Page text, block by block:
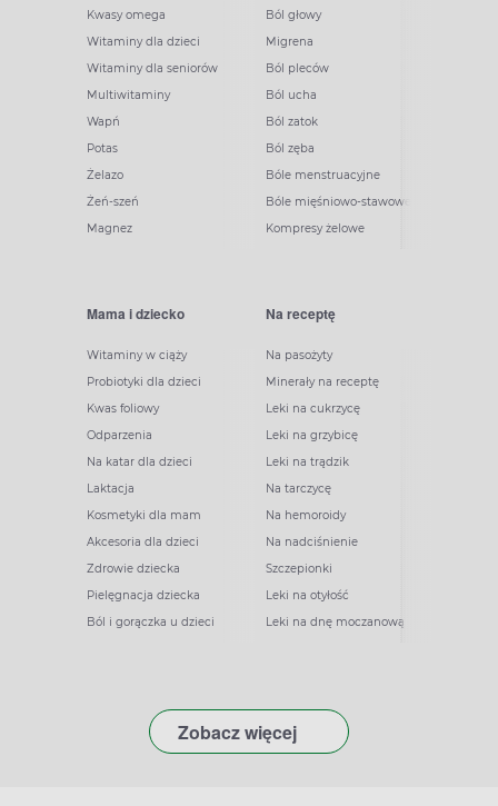
Kwasy omega
Witaminy dla dzieci
Witaminy dla seniorów
Multiwitaminy
Wapń
Potas
Żelazo
Żeń-szeń
Magnez
Ból głowy
Migrena
Ból pleców
Ból ucha
Ból zatok
Ból zęba
Bóle menstruacyjne
Bóle mięśniowo-stawowe
Kompresy żelowe
Mama i dziecko
Witaminy w ciąży
Probiotyki dla dzieci
Kwas foliowy
Odparzenia
Na katar dla dzieci
Laktacja
Kosmetyki dla mam
Akcesoria dla dzieci
Zdrowie dziecka
Pielęgnacja dziecka
Ból i gorączka u dzieci
Na receptę
Na pasożyty
Minerały na receptę
Leki na cukrzycę
Leki na grzybicę
Leki na trądzik
Na tarczycę
Na hemoroidy
Na nadciśnienie
Szczepionki
Leki na otyłość
Leki na dnę moczanową
Zobacz więcej